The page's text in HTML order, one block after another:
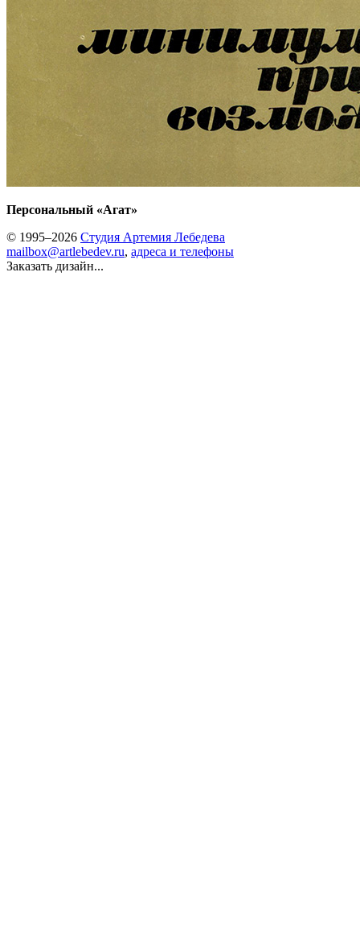
Персональный «Агат»
© 1995–2026 Студия Артемия Лебедева
mailbox@artlebedev.ru, адреса и телефоны
Заказать дизайн...